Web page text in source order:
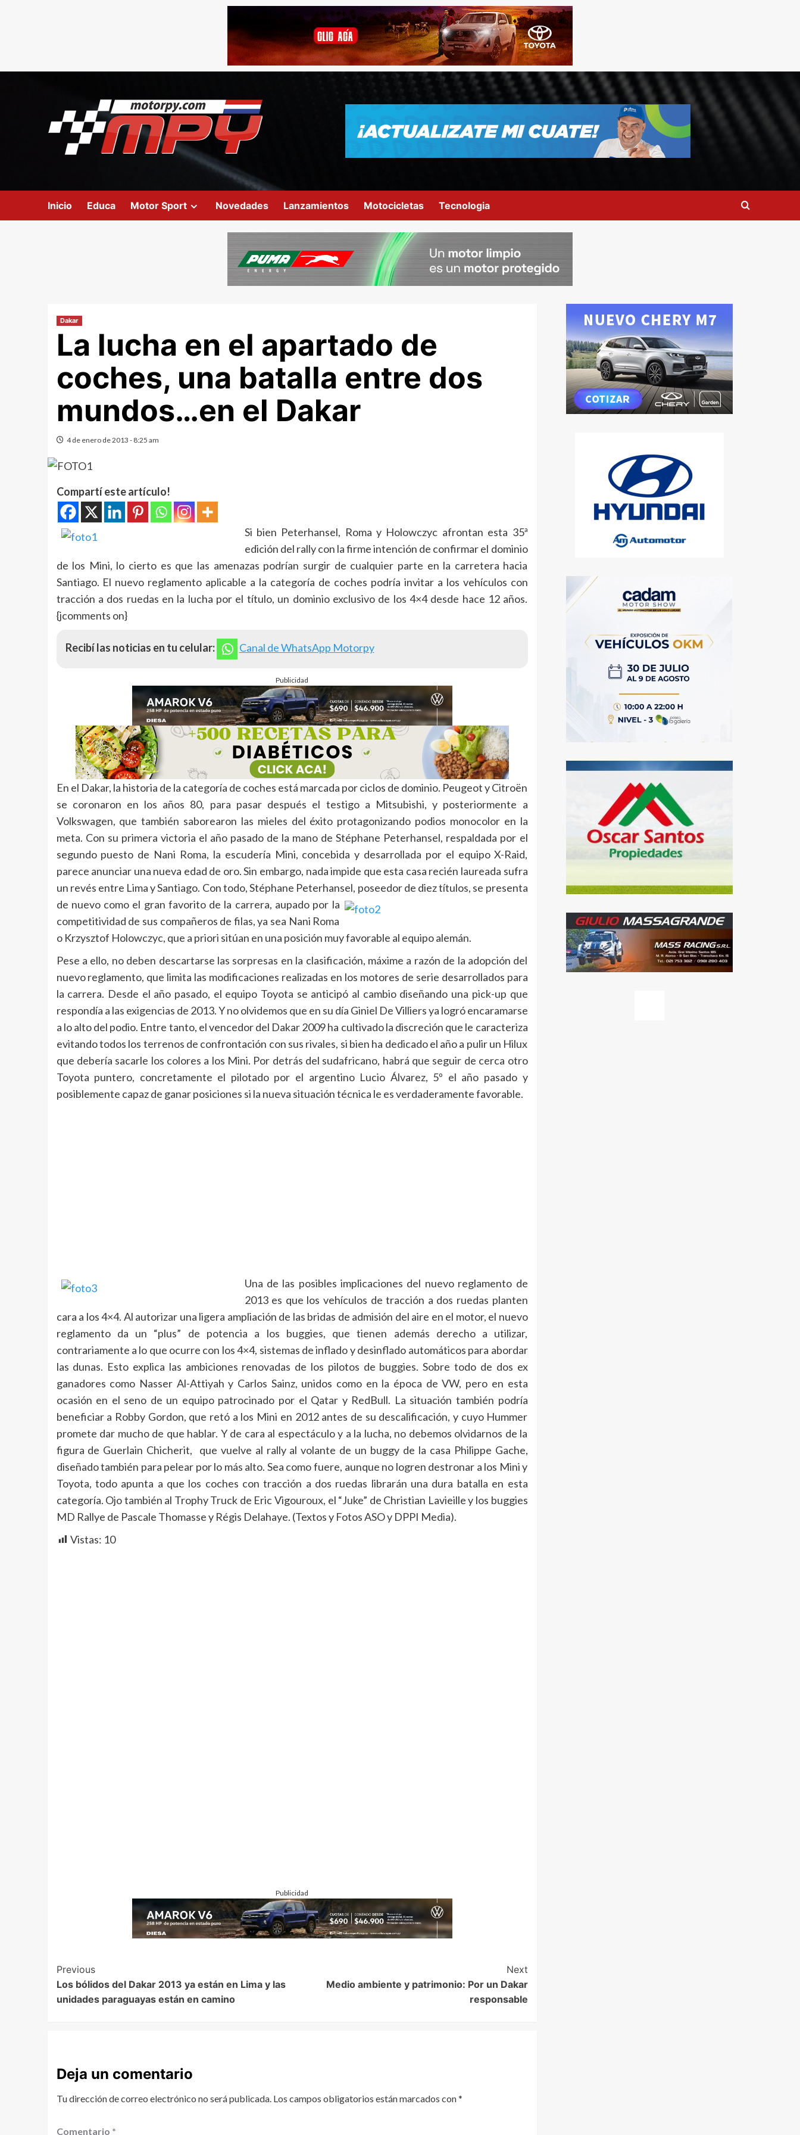
Inicio Educa Motor Sport Novedades Lanzamientos Motocicletas Tecnologia
Dakar
La lucha en el apartado de
coches, una batalla entre dos
mundos…en el Dakar
4 de enero de 2013 - 8:25 am
Compartí este artículo!
Si bien Peterhansel, Roma y Holowczyc afrontan esta 35ª
edición del rally con la firme intención de confirmar el dominio
de los Mini, lo cierto es que las amenazas podrían surgir de cualquier parte en la carretera hacia
Santiago. El nuevo reglamento aplicable a la categoría de coches podría invitar a los vehículos con
tracción a dos ruedas en la lucha por el título, un dominio exclusivo de los 4×4 desde hace 12 años.
{jcomments on}
Recibí las noticias en tu celular: Canal de WhatsApp Motorpy
Publicidad
En el Dakar, la historia de la categoría de coches está marcada por ciclos de dominio. Peugeot y Citroën
se coronaron en los años 80, para pasar después el testigo a Mitsubishi, y posteriormente a
Volkswagen, que también saborearon las mieles del éxito protagonizando podios monocolor en la
meta. Con su primera victoria el año pasado de la mano de Stéphane Peterhansel, respaldada por el
segundo puesto de Nani Roma, la escudería Mini, concebida y desarrollada por el equipo X-Raid,
parece anunciar una nueva edad de oro. Sin embargo, nada impide que esta casa recién laureada sufra
un revés entre Lima y Santiago. Con todo, Stéphane Peterhansel, poseedor de diez títulos, se presenta
de nuevo como el gran favorito de la carrera, aupado por la
competitividad de sus compañeros de filas, ya sea Nani Roma
o Krzysztof Holowczyc, que a priori sitúan en una posición muy favorable al equipo alemán.
Pese a ello, no deben descartarse las sorpresas en la clasificación, máxime a razón de la adopción del
nuevo reglamento, que limita las modificaciones realizadas en los motores de serie desarrollados para
la carrera. Desde el año pasado, el equipo Toyota se anticipó al cambio diseñando una pick-up que
respondía a las exigencias de 2013. Y no olvidemos que en su día Giniel De Villiers ya logró encaramarse
a lo alto del podio. Entre tanto, el vencedor del Dakar 2009 ha cultivado la discreción que le caracteriza
evitando todos los terrenos de confrontación con sus rivales, si bien ha dedicado el año a pulir un Hilux
que debería sacarle los colores a los Mini. Por detrás del sudafricano, habrá que seguir de cerca otro
Toyota puntero, concretamente el pilotado por el argentino Lucio Álvarez, 5º el año pasado y
posiblemente capaz de ganar posiciones si la nueva situación técnica le es verdaderamente favorable.
Una de las posibles implicaciones del nuevo reglamento de
2013 es que los vehículos de tracción a dos ruedas planten
cara a los 4×4. Al autorizar una ligera ampliación de las bridas de admisión del aire en el motor, el nuevo
reglamento da un “plus” de potencia a los buggies, que tienen además derecho a utilizar,
contrariamente a lo que ocurre con los 4×4, sistemas de inflado y desinflado automáticos para abordar
las dunas. Esto explica las ambiciones renovadas de los pilotos de buggies. Sobre todo de dos ex
ganadores como Nasser Al-Attiyah y Carlos Sainz, unidos como en la época de VW, pero en esta
ocasión en el seno de un equipo patrocinado por el Qatar y RedBull. La situación también podría
beneficiar a Robby Gordon, que retó a los Mini en 2012 antes de su descalificación, y cuyo Hummer
promete dar mucho de que hablar. Y de cara al espectáculo y a la lucha, no debemos olvidarnos de la
figura de Guerlain Chicherit, que vuelve al rally al volante de un buggy de la casa Philippe Gache,
diseñado también para pelear por lo más alto. Sea como fuere, aunque no logren destronar a los Mini y
Toyota, todo apunta a que los coches con tracción a dos ruedas librarán una dura batalla en esta
categoría. Ojo también al Trophy Truck de Eric Vigouroux, el “Juke” de Christian Lavieille y los buggies
MD Rallye de Pascale Thomasse y Régis Delahaye. (Textos y Fotos ASO y DPPI Media).
Vistas: 10
Publicidad
Previous
Los bólidos del Dakar 2013 ya están en Lima y las
unidades paraguayas están en camino
Next
Medio ambiente y patrimonio: Por un Dakar
responsable
Deja un comentario
Tu dirección de correo electrónico no será publicada. Los campos obligatorios están marcados con*
Comentario *